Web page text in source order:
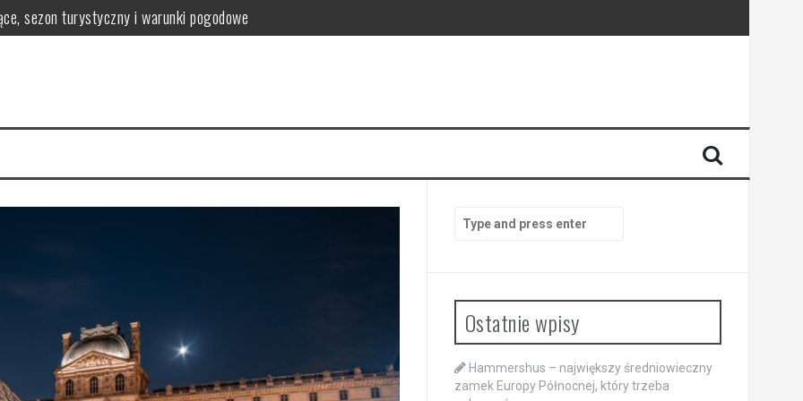
sezon turystyczny i warunki pogodowe
jedzenie i atrakcje krok po budżecie
wystarczy weekend, a kiedy warto zostać dłużej
dachem, muzea i miejsca na deszczowe dni
for:
Ostatnie wpisy
Hammershus – największy średniowieczny
zamek Europy Północnej, który trzeba